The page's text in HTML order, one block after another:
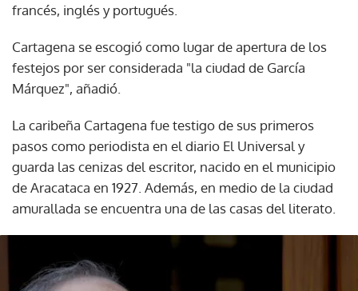
francés, inglés y portugués.
Cartagena se escogió como lugar de apertura de los
festejos por ser considerada "la ciudad de García
Márquez", añadió.
La caribeña Cartagena fue testigo de sus primeros
pasos como periodista en el diario El Universal y
guarda las cenizas del escritor, nacido en el municipio
de Aracataca en 1927. Además, en medio de la ciudad
amurallada se encuentra una de las casas del literato.